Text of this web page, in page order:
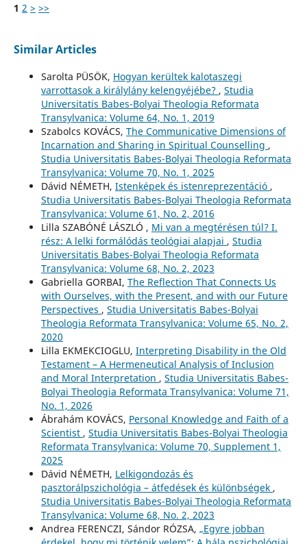
1 2 > >>
Similar Articles
Sarolta PÜSÖK, Hogyan kerültek kalotaszegi
varrottasok a királylány kelengyéjébe? , Studia
Universitatis Babes-Bolyai Theologia Reformata
Transylvanica: Volume 64, No. 1, 2019
Szabolcs KOVÁCS, The Communicative Dimensions of
Incarnation and Sharing in Spiritual Counselling ,
Studia Universitatis Babes-Bolyai Theologia Reformata
Transylvanica: Volume 70, No. 1, 2025
Dávid NÉMETH, Istenképek és istenreprezentáció ,
Studia Universitatis Babes-Bolyai Theologia Reformata
Transylvanica: Volume 61, No. 2, 2016
Lilla SZABÓNÉ LÁSZLÓ , Mi van a megtérésen túl? I.
rész: A lelki formálódás teológiai alapjai , Studia
Universitatis Babes-Bolyai Theologia Reformata
Transylvanica: Volume 68, No. 2, 2023
Gabriella GORBAI, The Reflection That Connects Us
with Ourselves, with the Present, and with our Future
Perspectives , Studia Universitatis Babes-Bolyai
Theologia Reformata Transylvanica: Volume 65, No. 2,
2020
Lilla EKMEKCIOGLU, Interpreting Disability in the Old
Testament – A Hermeneutical Analysis of Inclusion
and Moral Interpretation , Studia Universitatis Babes-
Bolyai Theologia Reformata Transylvanica: Volume 71,
No. 1, 2026
Ábrahám KOVÁCS, Personal Knowledge and Faith of a
Scientist , Studia Universitatis Babes-Bolyai Theologia
Reformata Transylvanica: Volume 70, Supplement 1,
2025
Dávid NÉMETH, Lelkigondozás és
pasztorálpszichológia – átfedések és különbségek ,
Studia Universitatis Babes-Bolyai Theologia Reformata
Transylvanica: Volume 68, No. 2, 2023
Andrea FERENCZI, Sándor RÓZSA, „Egyre jobban